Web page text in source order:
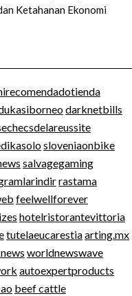
Ketahanan Ekonomi
darknetbills
sloveniaonbike
salvagegaming
rastama
feelwellforever
hotelristorantevittoria
tutelaeucarestiaarting.mx
worldnewswave
autoexpertproducts
beef cattle